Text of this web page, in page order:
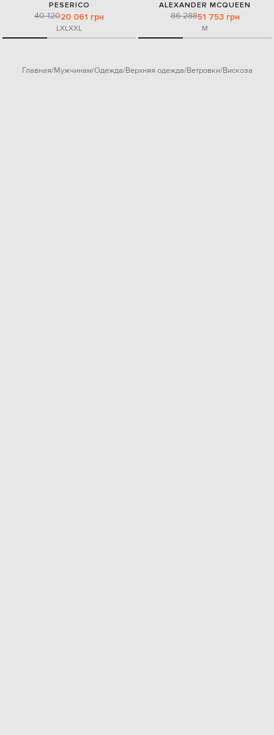
PESERICO
40 12020 061 грн
LXLXXL
ALEXANDER MCQUEEN
86 28851 753 грн
M
Главная Мужчинам Одежда Верхняя одежда Ветровки Вискоза